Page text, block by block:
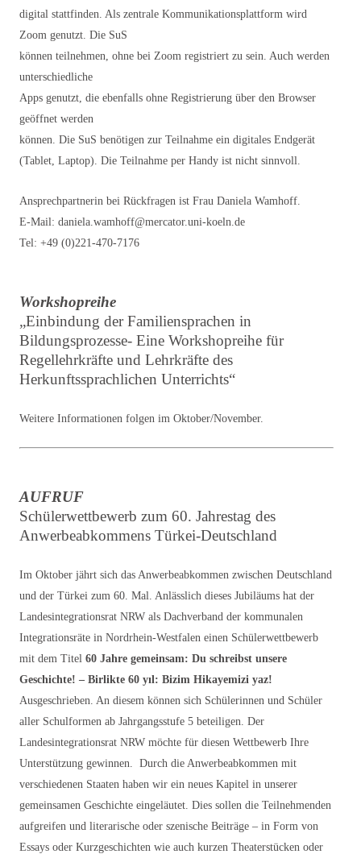
digital stattfinden. Als zentrale Kommunikationsplattform wird
Zoom genutzt. Die SuS
können teilnehmen, ohne bei Zoom registriert zu sein. Auch werden
unterschiedliche
Apps genutzt, die ebenfalls ohne Registrierung über den Browser
geöffnet werden
können. Die SuS benötigen zur Teilnahme ein digitales Endgerät
(Tablet, Laptop). Die Teilnahme per Handy ist nicht sinnvoll.
Ansprechpartnerin bei Rückfragen ist Frau Daniela Wamhoff.
E-Mail: daniela.wamhoff@mercator.uni-koeln.de
Tel: +49 (0)221-470-7176
Workshopreihe
„Einbindung der Familiensprachen in
Bildungsprozesse- Eine Workshopreihe für
Regellehrkräfte und Lehrkräfte des
Herkunftssprachlichen Unterrichts“
Weitere Informationen folgen im Oktober/November.
AUFRUF
Schülerwettbewerb zum 60. Jahrestag des
Anwerbeabkommens Türkei-Deutschland
Im Oktober jährt sich das Anwerbeabkommen zwischen Deutschland
und der Türkei zum 60. Mal. Anlässlich dieses Jubiläums hat der
Landesintegrationsrat NRW als Dachverband der kommunalen
Integrationsräte in Nordrhein-Westfalen einen Schülerwettbewerb
mit dem Titel 60 Jahre gemeinsam: Du schreibst unsere
Geschichte! – Birlikte 60 yıl: Bizim Hikayemizi yaz!
Ausgeschrieben. An diesem können sich Schülerinnen und Schüler
aller Schulformen ab Jahrgangsstufe 5 beteiligen. Der
Landesintegrationsrat NRW möchte für diesen Wettbewerb Ihre
Unterstützung gewinnen. Durch die Anwerbeabkommen mit
verschiedenen Staaten haben wir ein neues Kapitel in unserer
gemeinsamen Geschichte eingeläutet. Dies sollen die Teilnehmenden
aufgreifen und literarische oder szenische Beiträge – in Form von
Essays oder Kurzgeschichten wie auch kurzen Theaterstücken oder